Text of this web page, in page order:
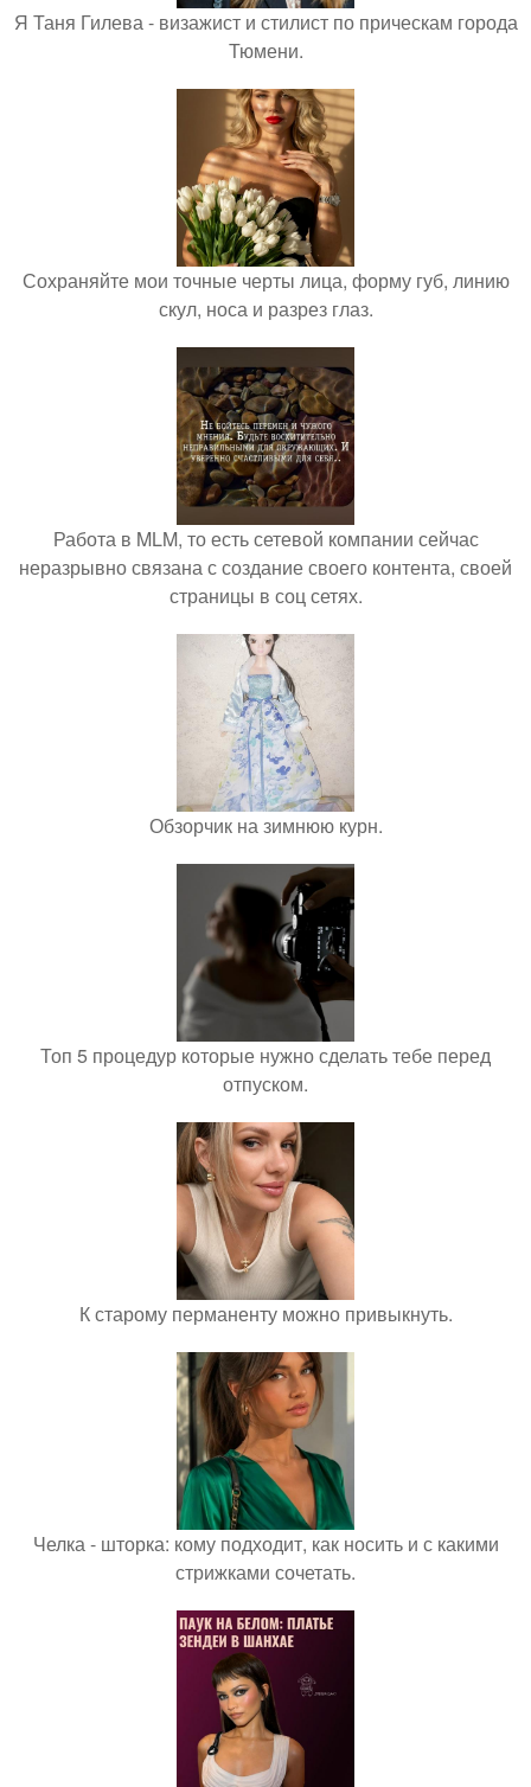
Я Таня Гилева - визажист и стилист по прическам города
Тюмени.
Сохраняйте мои точные черты лица, форму губ, линию
скул, носа и разрез глаз.
Работа в MLM, то есть сетевой компании сейчас
неразрывно связана с создание своего контента, своей
страницы в соц сетях.
Обзорчик на зимнюю курн.
Топ 5 процедур которые нужно сделать тебе перед
отпуском.
К старому перманенту можно привыкнуть.
Челка - шторка: кому подходит, как носить и с какими
стрижками сочетать.